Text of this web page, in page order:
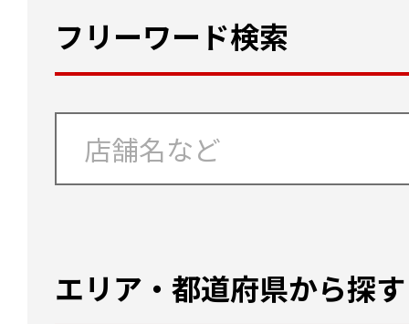
フリーワード検索
エリア・都道府県から探す